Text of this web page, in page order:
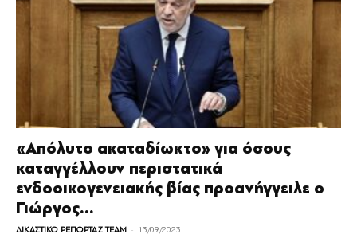
«Απόλυτο ακαταδίωκτο» για όσους
καταγγέλλουν περιστατικά
ενδοοικογενειακής βίας προανήγγειλε ο
Γιώργος...
ΔΙΚΑΣΤΙΚΟ ΡΕΠΟΡΤΑΖ TEAM - 13/09/2023